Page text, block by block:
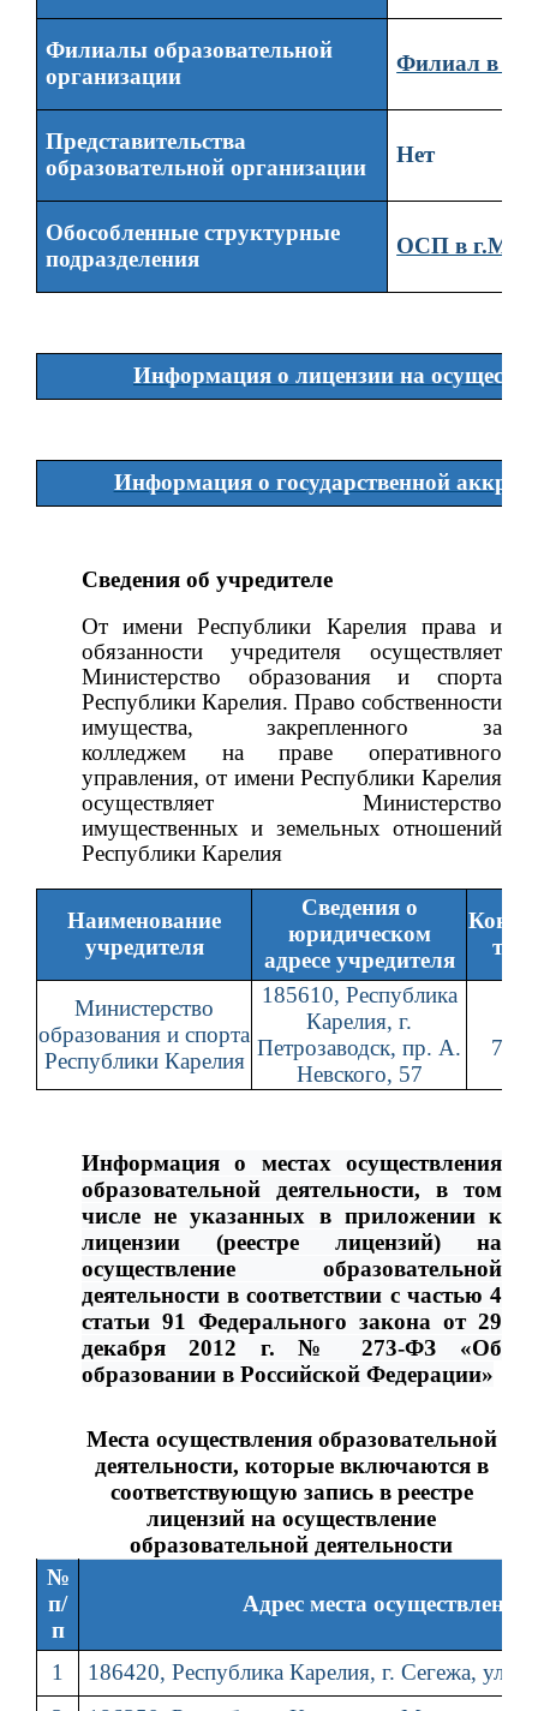
Филиалы образовательной
организации
Филиал в
Представительства
образовательной организации
Нет
Обособленные структурные
подразделения
ОСП в
Информация о лицензии на
Информация о государственной
Сведения об учредителе
От имени Республики Карелия права и
обязанности учредителя осуществляет
Министерство образования и спорта
Республики Карелия. Право собственности
имущества, закрепленного за
колледжем на праве оперативного
управления, от имени Республики Карелия
осуществляет Министерство
имущественных и земельных отношений
Республики Карелия
Наименование
учредителя
Сведения о
юридическом
адресе учредителя
Министерство
образования и спорта
Республики Карелия
185610, Республика
Карелия, г.
Петрозаводск, пр. А.
Невского, 57
71-
Информация о местах осуществления
образовательной деятельности, в том
числе не указанных в приложении к
лицензии (реестре лицензий) на
осуществление образовательной
деятельности в соответствии с частью 4
статьи 91 Федерального закона от 29
декабря 2012 г. № 273-ФЗ «Об
образовании в Российской Федерации»
Места осуществления образовательной
деятельности, которые включаются в
соответствующую запись в реестре
лицензий на осуществление
образовательной деятельности
№
п/
п
Адрес места
1
186420, Республика Карелия, г. Сегежа, ул.